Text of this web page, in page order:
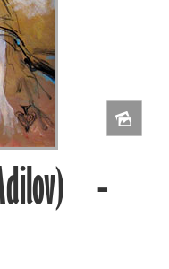
(Adilov) -